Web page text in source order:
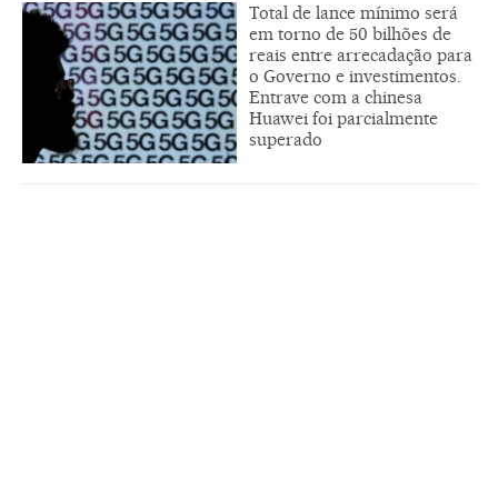
Total de lance mínimo será
em torno de 50 bilhões de
reais entre arrecadação para
o Governo e investimentos.
Entrave com a chinesa
Huawei foi parcialmente
superado